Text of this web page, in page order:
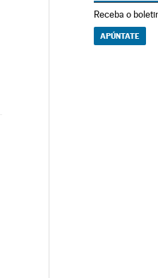
Receba o
APÚNTATE